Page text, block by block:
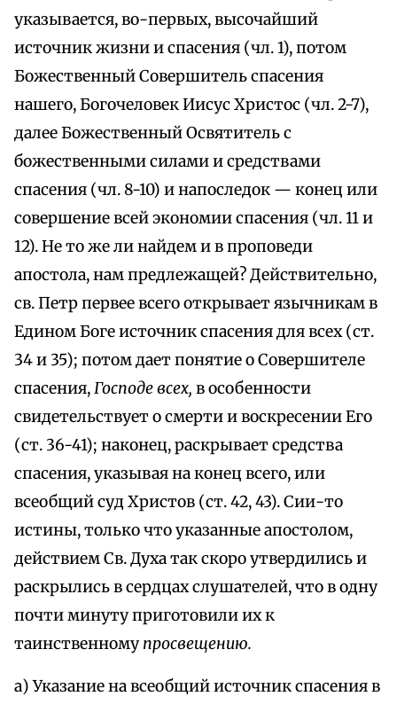
указывается, во-первых, высочайший
источник жизни и спасения (чл. 1), потом
Божественный Совершитель спасения
нашего, Богочеловек Иисус Христос (чл. 2-7),
далее Божественный Освятитель с
божественными силами и средствами
спасения (чл. 8-10) и напоследок — конец или
совершение всей экономии спасения (чл. 11 и
12). Не то же ли найдем и в проповеди
апостола, нам предлежащей? Действительно,
св. Петр первее всего открывает язычникам в
Едином Боге источник спасения для всех (ст.
34 и 35); потом дает понятие о Совершителе
спасения,Господе всех, в особенности
свидетельствует о смерти и воскресении Его
(ст. 36-41); наконец, раскрывает средства
спасения, указывая на конец всего, или
всеобщий суд Христов (ст. 42, 43). Сии-то
истины, только что указанные апостолом,
действием Св. Духа так скоро утвердились и
раскрылись в сердцах слушателей, что в одну
почти минуту приготовили их к
таинственномупросвещению.
а) Указание на всеобщий источник спасения в